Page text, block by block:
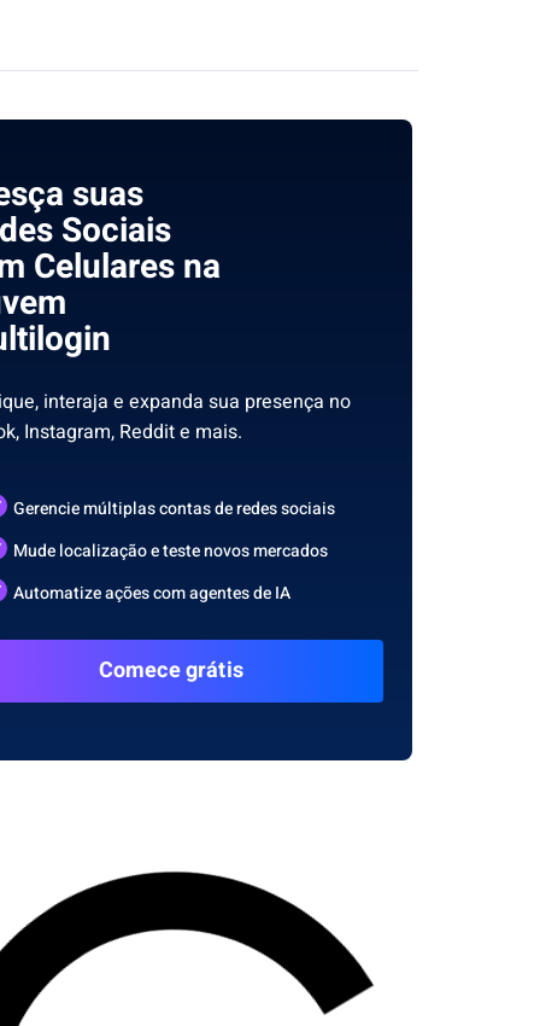
suas
Sociais
Celulares na
interaja e expanda sua presença no
Instagram, Reddit e mais.
Gerencie múltiplas contas de redes sociais
Mude localização e teste novos mercados
Automatize ações com agentes de IA
Comece grátis